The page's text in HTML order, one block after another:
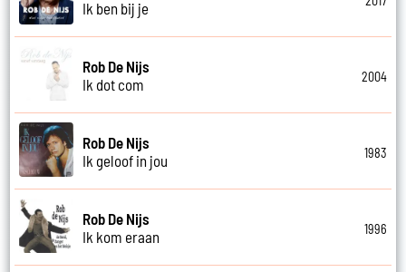
Ik ben bij je
Rob De Nijs
Ik dot com
2004
Rob De Nijs
Ik geloof in jou
1983
Rob De Nijs
Ik kom eraan
1996